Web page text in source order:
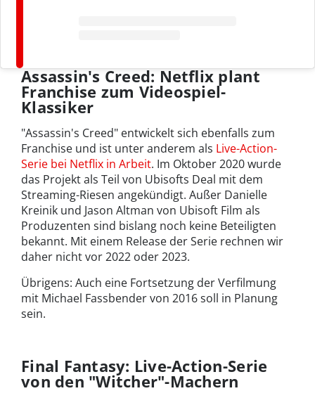
Assassin's Creed: Netflix plant
Franchise zum Videospiel-
Klassiker
"Assassin's Creed" entwickelt sich ebenfalls zum
Franchise und ist unter anderem als Live-Action-
Serie bei Netflix in Arbeit. Im Oktober 2020 wurde
das Projekt als Teil von Ubisofts Deal mit dem
Streaming-Riesen angekündigt. Außer Danielle
Kreinik und Jason Altman von Ubisoft Film als
Produzenten sind bislang noch keine Beteiligten
bekannt. Mit einem Release der Serie rechnen wir
daher nicht vor 2022 oder 2023.
Übrigens: Auch eine Fortsetzung der Verfilmung
mit Michael Fassbender von 2016 soll in Planung
sein.
Final Fantasy: Live-Action-Serie
von den "Witcher"-Machern